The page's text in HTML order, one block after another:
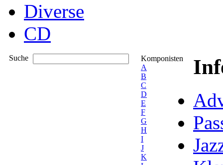
Diverse
CD
Suche
Komponisten
A
B
C
D
E
F
G
H
I
J
K